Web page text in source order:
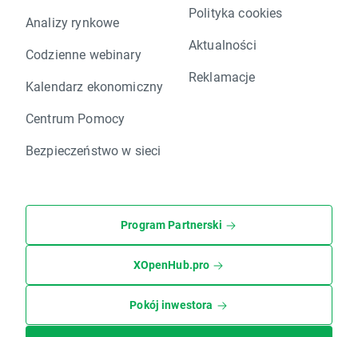
Analizy rynkowe
Codzienne webinary
Kalendarz ekonomiczny
Centrum Pomocy
Bezpieczeństwo w sieci
Polityka cookies
Aktualności
Reklamacje
Program Partnerski
XOpenHub.pro
Pokój inwestora